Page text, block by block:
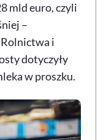
oknie
problem
, otwiera się w
mld euro, czyli
–
i
dotyczyły
w proszku.